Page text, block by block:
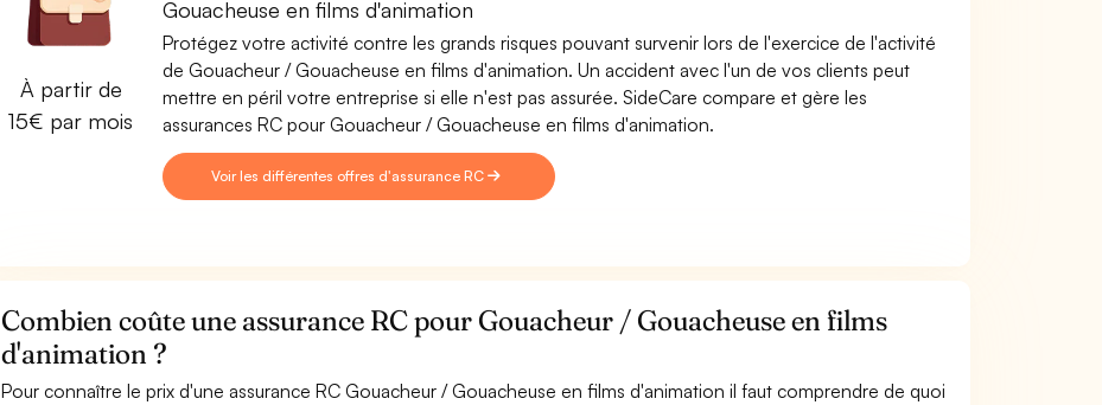
À partir de
15€ par mois
Gouacheuse en films d'animation
Protégez votre activité contre les grands risques pouvant survenir lors de l'exercice de l'activité
de Gouacheur / Gouacheuse en films d'animation. Un accident avec l'un de vos clients peut
mettre en péril votre entreprise si elle n'est pas assurée. SideCare compare et gère les
assurances RC pour Gouacheur / Gouacheuse en films d'animation.
Voir les différentes offres d'assurance RC
Combien coûte une assurance RC pour Gouacheur / Gouacheuse en films
d'animation ?
Pour connaître le prix d'une assurance RC Gouacheur / Gouacheuse en films d'animation il faut comprendre de quoi